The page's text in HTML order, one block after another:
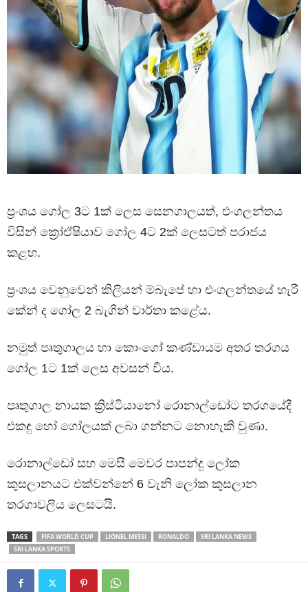
ප්‍රංශය ගෝල 3ට 1ක් ලෙස සෙනගාලයත්, එංගලන්තය
විසින් ක්‍රෝඒෂියාව ගෝල 4ට 2ක් ලෙසටත් පරාජය
කළහ.
ප්‍රංශය වෙනුවෙන් කිලියන් ම්බැපේ හා එංගලන්තයේ හැරී
කේන් ද ගෝල 2 බැගින් වාර්තා කළේය.
නමුත් පෘතුගාලය හා කොංගෝ කණ්ඩායම අතර තරගය
ගෝල 1ට 1ක් ලෙස අවසන් විය.
පෘතුගාල නායක ක්‍රිස්ටියානෝ රොනාල්ඩෝට තරගයේදී
එකඳු හෝ ගෝලයක් ලබා ගන්නට නොහැකි වුණා.
රොනාල්ඩෝ සහ මෙසී මෙවර පාපන්දු ලෝක
කුසලානයට එක්වන්නේ 6 වැනි ලෝක කුසලාන
තරගාවලිය ලෙසටයි.
TAGS FIFA WORLD CUP LIONEL MESSI RONALDO
SRI LANKA NEWS
SRI LANKA SPORTS